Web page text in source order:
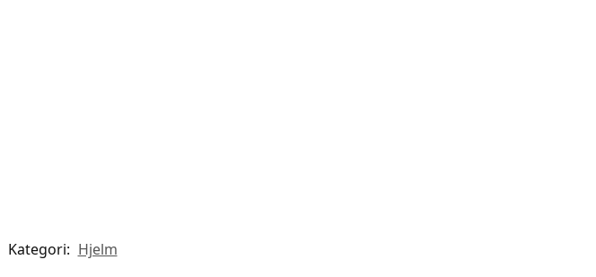
Kategori: Hjelm